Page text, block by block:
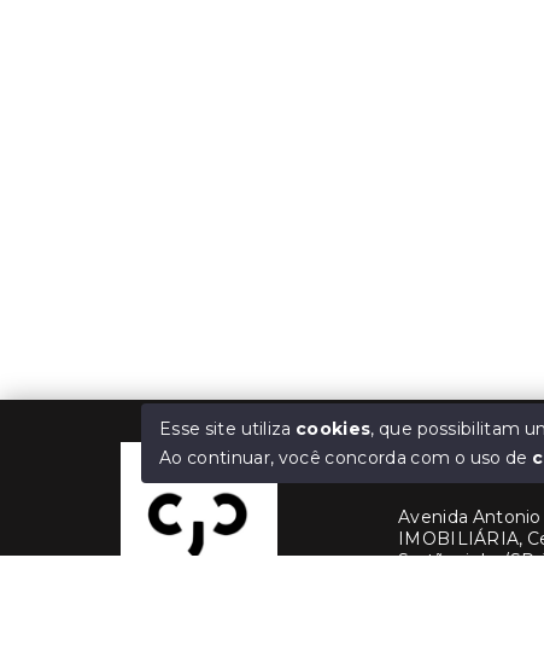
Cris Jaber
Avenida Antonio
IMOBILIÁRIA,
Sertãozinho/SP,
Esse site utiliza cookies, que possibilitam
Ao continuar, você concorda com o uso de